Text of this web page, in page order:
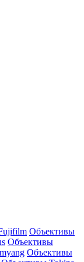
Объективы
Объективы
Объективы